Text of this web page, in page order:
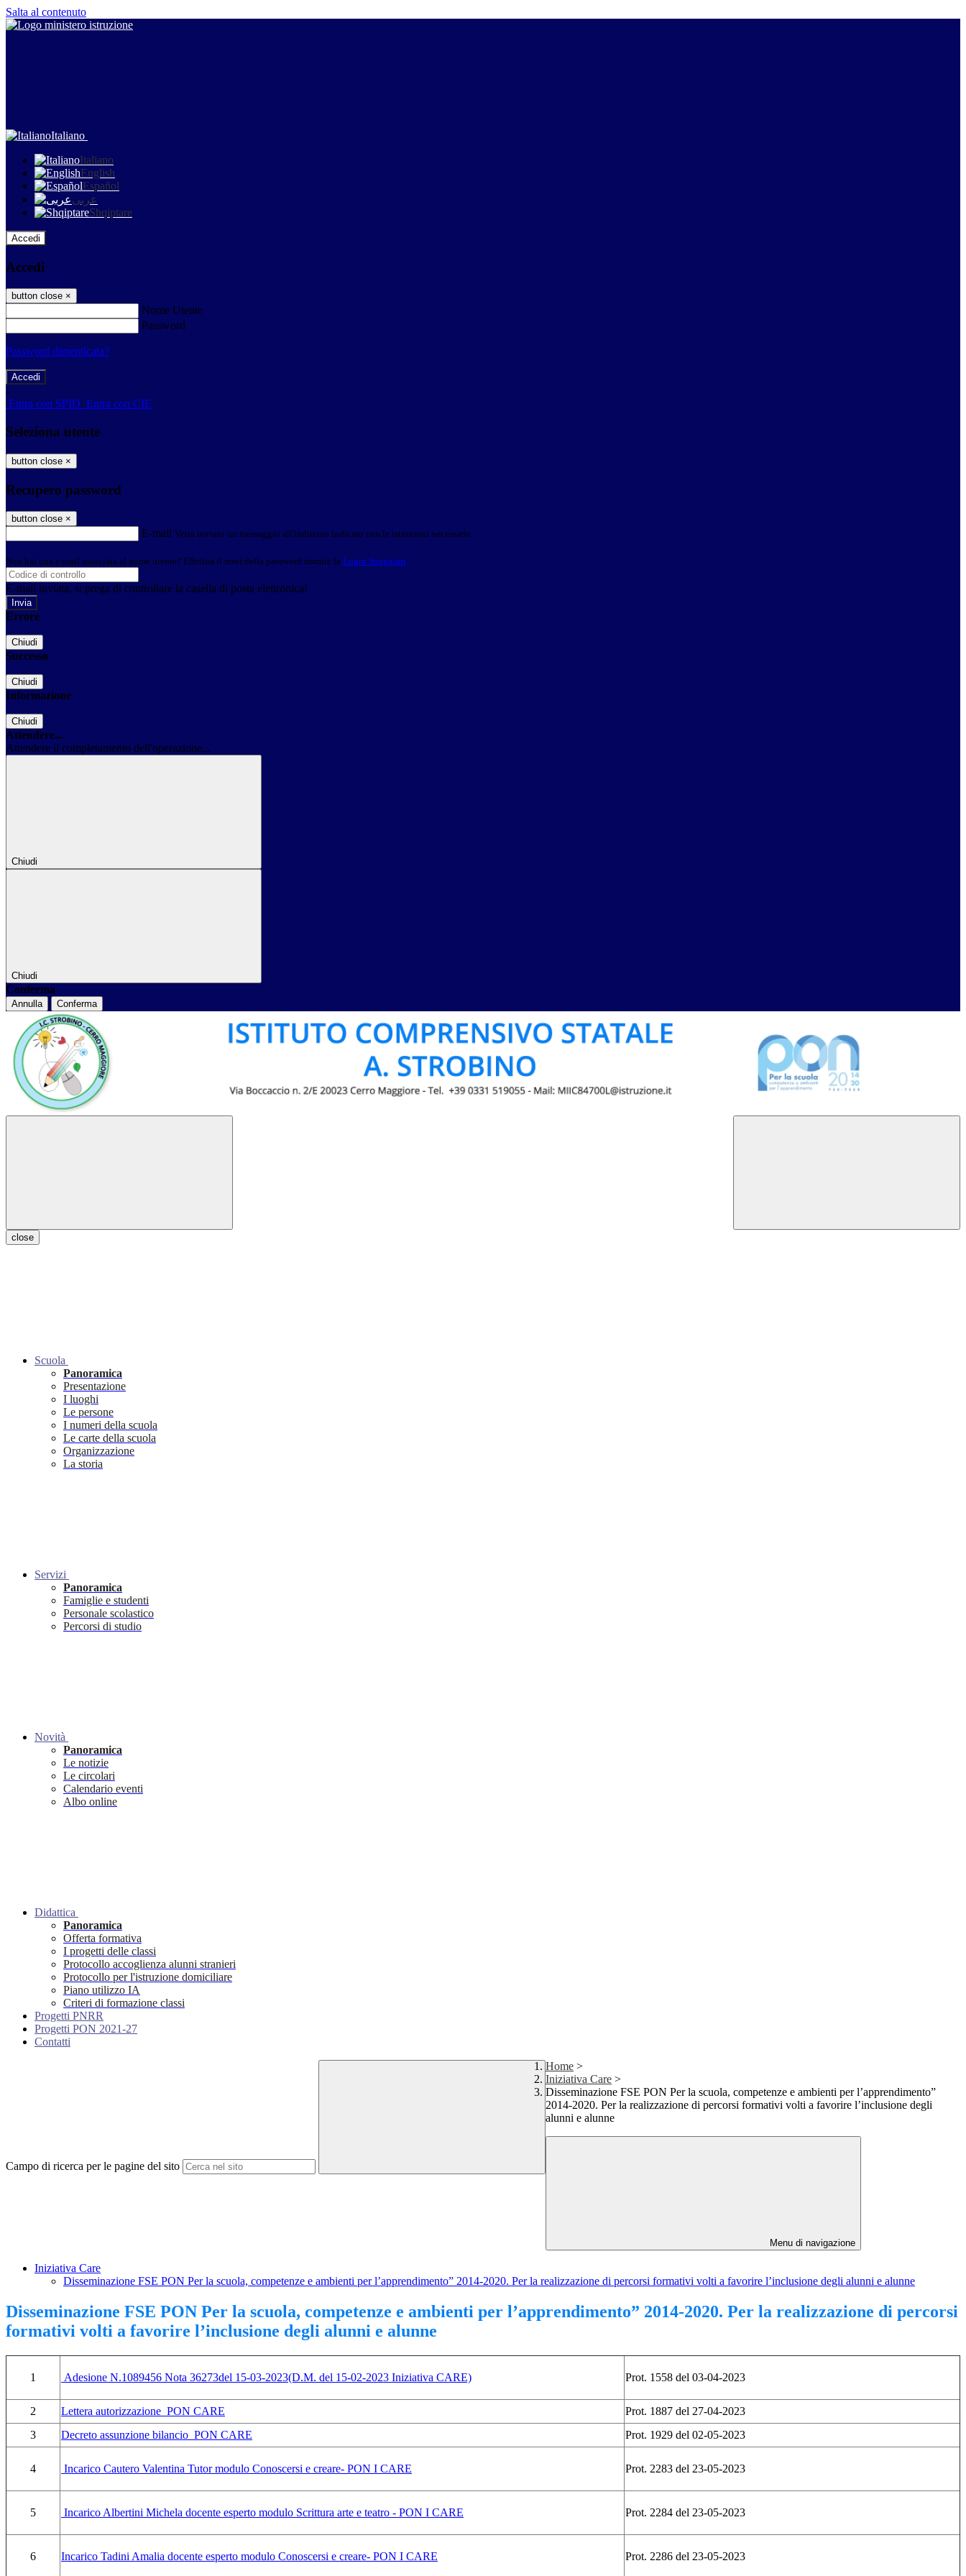
Salta al contenuto
Italiano
Italiano
English
Español
عربى
Shqiptare
Accedi
Accedi
button close ×
Nome Utente
Password
Password dimenticata?
-
Entra con SPID Entra con CIE
Seleziona utente
button close ×
Recupero password
button close ×
E-mail Verrà inviato un messaggio all'indirizzo indicato con le istruzioni necessarie.
Non hai una e-mail associata al nome utente? Effettua il reset della password tramite la Login Spaggiari
E-mail inviata, si prega di controllare la casella di posta elettronica!
Errore
Chiudi
Successo
Chiudi
Informazione
Chiudi
Attendere...
Attendere il completamento dell'operazione...
Chiudi
Chiudi
Conferma
Annulla Conferma
close
Scuola
Panoramica
Presentazione
I luoghi
Le persone
I numeri della scuola
Le carte della scuola
Organizzazione
La storia
Servizi
Panoramica
Famiglie e studenti
Personale scolastico
Percorsi di studio
Novità
Panoramica
Le notizie
Le circolari
Calendario eventi
Albo online
Didattica
Panoramica
Offerta formativa
I progetti delle classi
Protocollo accoglienza alunni stranieri
Protocollo per l'istruzione domiciliare
Piano utilizzo IA
Criteri di formazione classi
Progetti PNRR
Progetti PON 2021-27
Contatti
Campo di ricerca per le pagine del sito
Home >
Iniziativa Care >
Disseminazione FSE PON Per la scuola, competenze e ambienti per l’apprendimento”
2014-2020. Per la realizzazione di percorsi formativi volti a favorire l’inclusione degli
alunni e alunne
Menu di navigazione
Iniziativa Care
Disseminazione FSE PON Per la scuola, competenze e ambienti per l’apprendimento” 2014-2020. Per la realizzazione di percorsi formativi volti a favorire l’inclusione degli alunni e alunne
Disseminazione FSE PON Per la scuola, competenze e ambienti per l’apprendimento” 2014-2020. Per la realizzazione di percorsi
formativi volti a favorire l’inclusione degli alunni e alunne
1 Adesione N.1089456 Nota 36273del 15-03-2023(D.M. del 15-02-2023 Iniziativa CARE) Prot. 1558 del 03-04-2023
2 Lettera autorizzazione PON CARE
Prot. 1887 del 27-04-2023
3
Decreto assunzione bilancio PON CARE Prot. 1929 del 02-05-2023
4 Incarico Cautero Valentina Tutor modulo Conoscersi e creare- PON I CARE Prot. 2283 del 23-05-2023
5 Incarico Albertini Michela docente esperto modulo Scrittura arte e teatro - PON I CARE Prot. 2284 del 23-05-2023
6 Incarico Tadini Amalia docente esperto modulo Conoscersi e creare- PON I CARE Prot. 2286 del 23-05-2023